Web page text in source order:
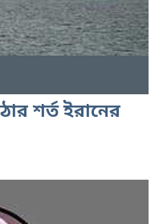
শর্ত ইরানের